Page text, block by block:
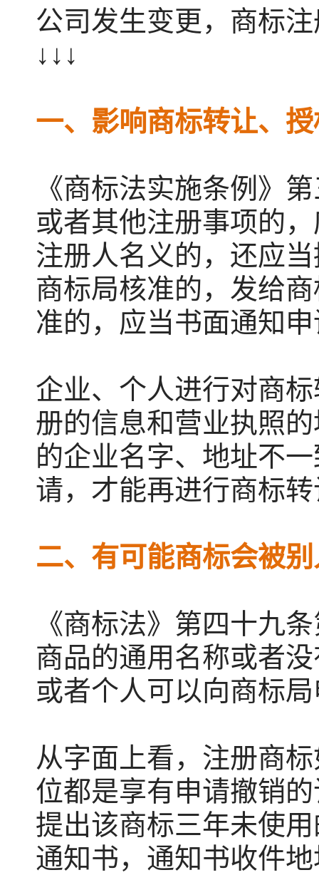
公司发生变更，商标
↓↓↓
一、影响商标转让、
《商标法实施条例》
或者其他注册事项的
注册人名义的，还应
商标局核准的，发给
准的，应当书面通知
企业、个人进行对商
册的信息和营业执照
的企业名字、地址不
请，才能再进行商标
二、有可能商标会被
《商标法》第四十九
商品的通用名称或者
或者个人可以向商标
从字面上看，注册商
位都是享有申请撤销
提出该商标三年未使
通知书，通知书收件